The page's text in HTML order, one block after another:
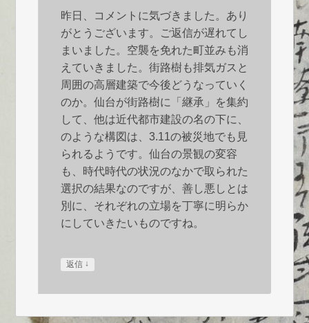
昨日、コメントに気づきました。あり
がとうございます。ご返信が遅れてし
まいました。空襲を免れた町並みも消
えていきました。街路樹も排気ガスと
周囲の高層建築で今後どうなっていく
のか。仙台が街路樹に「継承」を集約
して、他は近代都市建設の名の下に、
のような構図は、3.11の被災地でも見
られるようです。仙台の景観の変容
も、時代時代の状況のなかで取られた
選択の結果なのですが、善し悪しとは
別に、それぞれの立場を丁寧に明らか
にしていきたいものですね。
返信 ↓